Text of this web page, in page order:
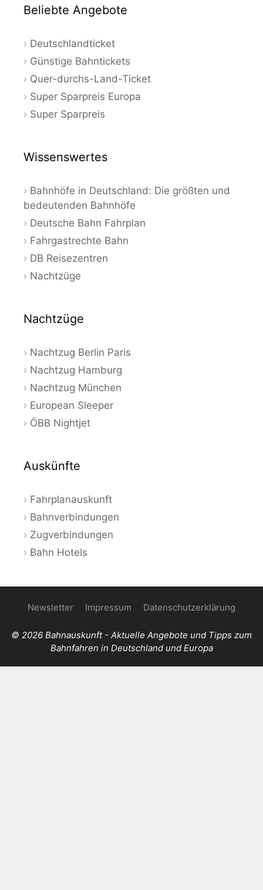
Beliebte Angebote
Deutschlandticket
Günstige Bahntickets
Quer-durchs-Land-Ticket
Super Sparpreis Europa
Super Sparpreis
Wissenswertes
Bahnhöfe in Deutschland: Die größten und
bedeutenden Bahnhöfe
Deutsche Bahn Fahrplan
Fahrgastrechte Bahn
DB Reisezentren
Nachtzüge
Nachtzüge
Nachtzug Berlin Paris
Nachtzug Hamburg
Nachtzug München
European Sleeper
ÖBB Nightjet
Auskünfte
Fahrplanauskunft
Bahnverbindungen
Zugverbindungen
Bahn Hotels
Newsletter Impressum Datenschutzerklärung
© 2026 Bahnauskunft - Aktuelle Angebote und Tipps zum
Bahnfahren in Deutschland und Europa